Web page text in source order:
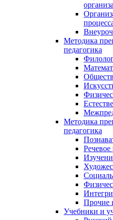
Методика
педагогика
Методика
педагогика
Речевое
Прочие
Учебники и